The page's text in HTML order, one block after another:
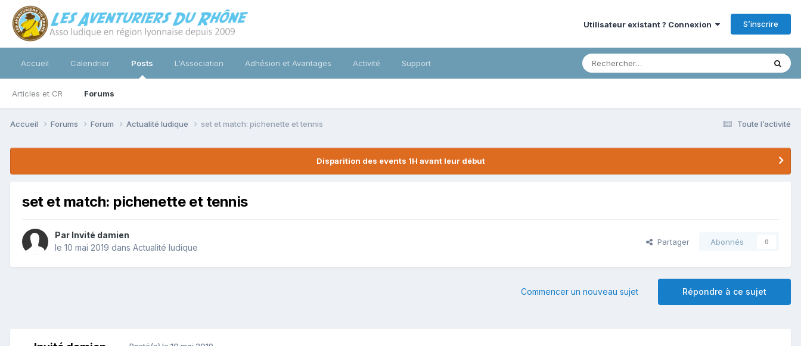
Utilisateur existant ? Connexion S’inscrire
Accueil Calendrier Posts
Articles et CR Forums
L'Association Adhésion et Avantages Activité Support
Toute l’activité
Accueil Forums Forum Actualité ludique set et match: pichenette et tennis
Disparition des events 1H avant leur début
set et match: pichenette et tennis
Par Invité damien
le 10 mai 2019 dans Actualité ludique
Partager Abonnés 0
Répondre à ce sujet
Commencer un nouveau sujet